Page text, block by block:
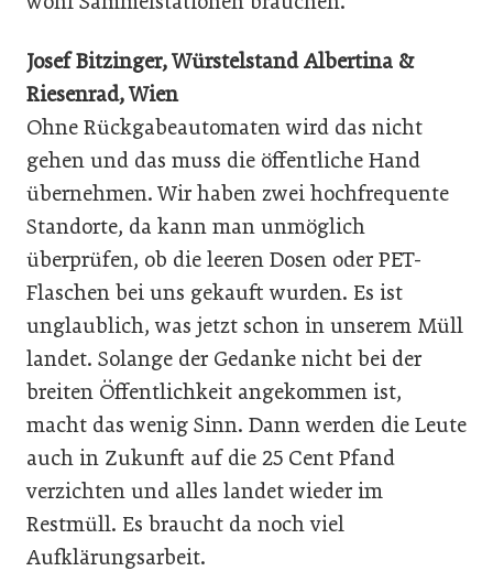
Josef Bitzinger, Würstelstand Albertina &
Riesenrad, Wien
Ohne Rückgabeautomaten wird das nicht
gehen und das muss die öffentliche Hand
übernehmen. Wir haben zwei hochfrequente
Standorte, da kann man unmöglich
überprüfen, ob die leeren Dosen oder PET-
Flaschen bei uns gekauft wurden. Es ist
unglaublich, was jetzt schon in unserem Müll
landet. Solange der Gedanke nicht bei der
breiten Öffentlichkeit angekommen ist,
macht das wenig Sinn. Dann werden die Leute
auch in Zukunft auf die 25 Cent Pfand
verzichten und alles landet wieder im
Restmüll. Es braucht da noch viel
Aufklärungsarbeit.